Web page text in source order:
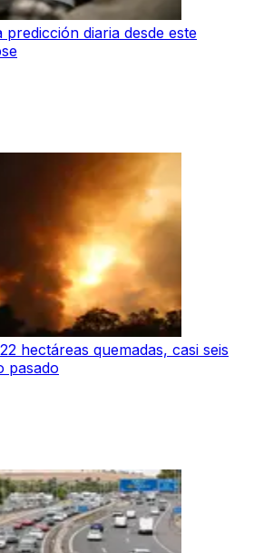
diaria desde este
hectáreas quemadas, casi seis
pasado